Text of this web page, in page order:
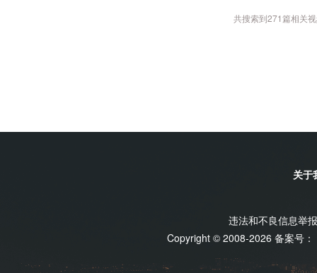
共搜索到271篇相关
关于
违法和不良信息举
Copyright © 2008-2026 备案号：